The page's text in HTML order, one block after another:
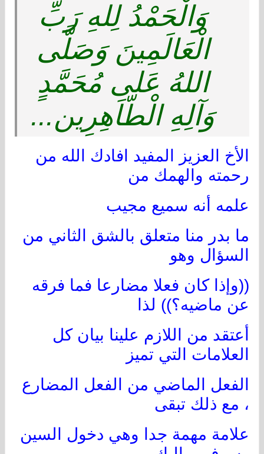
وَالْحَمْدُ لِلهِ رَبِّ
الْعَالَمِينَ وَصَلَّى
اللهُ عَلى مُحَمَّدٍ
وَآلِهِ الْطّاَهِرِين...
الأخ العزيز المفيد افادك الله من
رحمته والهمك من
علمه أنه سميع مجيب
ما بدر منا متعلق بالشق الثاني من
السؤال وهو
((وإذا كان فعلا مضارعا فما فرقه
عن ماضيه؟)) لذا
أعتقد من اللازم علينا بيان كل
العلامات التي تميز
الفعل الماضي من الفعل المضارع
، مع ذلك تبقى
علامة مهمة جدا وهي دخول السين